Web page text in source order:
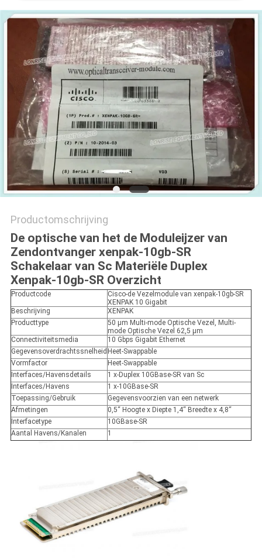
SITEMAP
PRIVACYBELEID
Productomschrijving
De optische van het de Moduleijzer van
Zendontvanger xenpak-10gb-SR
Schakelaar van Sc Materiële Duplex
Xenpak-10gb-SR Overzicht
Productcode
Cisco-de Vezelmodule van xenpak-10gb-SR
XENPAK 10 Gigabit
Beschrijving
XENPAK
Producttype
50 µm Multi-mode Optische Vezel, Multi-
mode Optische Vezel 62,5 µm
Connectiviteitsmedia
10 Gbps Gigabit Ethernet
Gegevensoverdrachtssnelheid Heet-Swappable
Vormfactor
Heet-Swappable
Interfaces/Havensdetails
1 x-Duplex 10GBase-SR van Sc
Interfaces/Havens
1 x-10GBase-SR
Toepassing/Gebruik
Gegevensvoorzien van een netwerk
Afmetingen
0,5“ Hoogte x Diepte 1,4“ Breedte x 4,8“
Interfacetype
10GBase-SR
Aantal Havens/Kanalen
1